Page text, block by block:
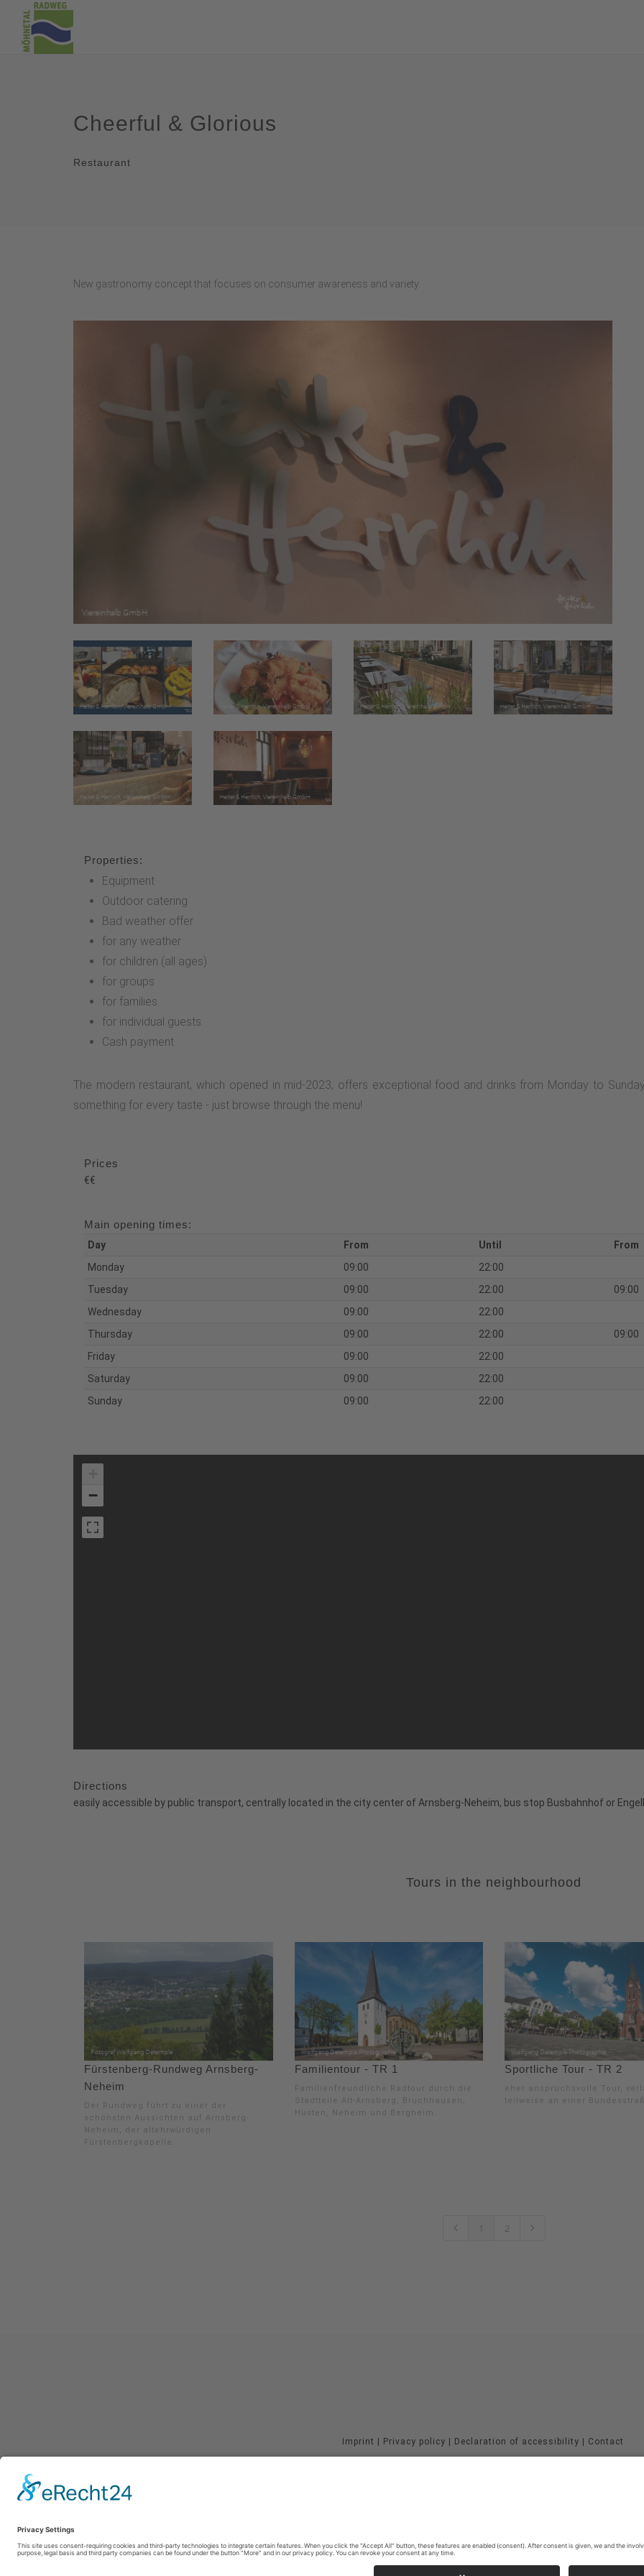
Cheerful & Glorious
Restaurant
New gastronomy concept that focuses on consumer awareness and variety.
Properties:
Equipment
Outdoor catering
Bad weather offer
for any weather
for children (all ages)
for groups
for families
for individual guests
Cash payment
The modern restaurant, which opened in mid-2023, offers exceptional food and drinks from Monday to
something for every taste - just browse through the menu!
Prices
€€
Main opening times:
Day From Until From
Monday
09:00
22:00
Tuesday
09:00 22:00 09:00
Wednesday
09:00
22:00
Thursday
09:00 22:00 09:00
Friday
09:00
22:00
Saturday
09:00
22:00
Sunday
09:00 22:00
−
Directions
easily accessible by public transport, centrally located in the city center of Arnsberg-Neheim, bus stop Busbahnhof or
Tours in the neighbourhood
Fürstenberg-Rundweg Arnsberg-
Neheim
Der Rundweg führt zu einer der
schönsten Aussichten auf Arnsberg-
Neheim, der altehrwürdigen
Fürstenbergkapelle.
Familientour - TR 1
Familienfreundliche Radtour durch die
Stadtteile Alt-Arnsberg, Bruchhausen,
Hüsten, Neheim und Bergheim.
Sportliche Tour - TR 2
eher anspruchsvolle Tour,
teilweise an einer
1 2
Imprint Privacy policy Declaration of accessibility Contact
Cookie-Einstellungen